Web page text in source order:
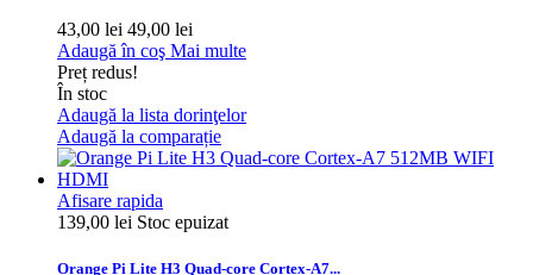
43,00 lei 49,00 lei
Adaugă în coş Mai multe
Preț redus!
În stoc
Adaugă la lista dorinţelor
Adaugă la comparație
Afisare rapida
139,00 lei Stoc epuizat
Orange Pi Lite H3 Quad-core Cortex-A7...